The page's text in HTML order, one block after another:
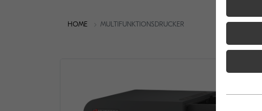
HOME MULTIFUNKTIONSDRUCKER